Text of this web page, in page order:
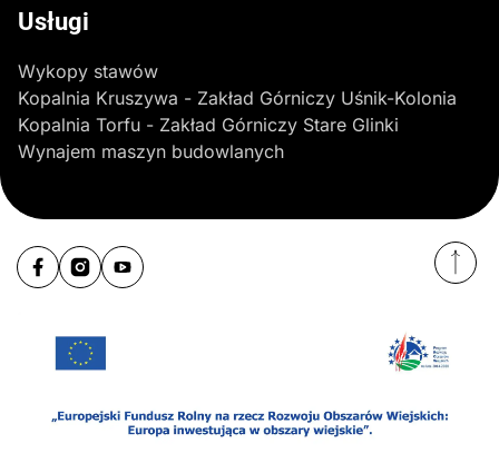
Usługi
Wykopy stawów
Kopalnia Kruszywa - Zakład Górniczy Uśnik-Kolonia
Kopalnia Torfu - Zakład Górniczy Stare Glinki
Wynajem maszyn budowlanych